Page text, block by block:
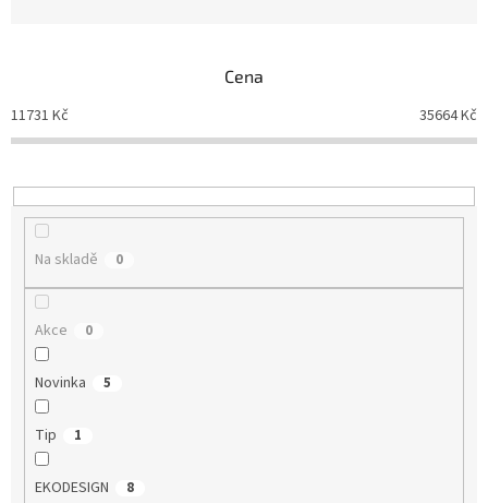
p
u
Cena
11731 Kč 35664Kč
Na skladě 0
Akce 0
Novinka 5
Tip 1
EKODESIGN 8